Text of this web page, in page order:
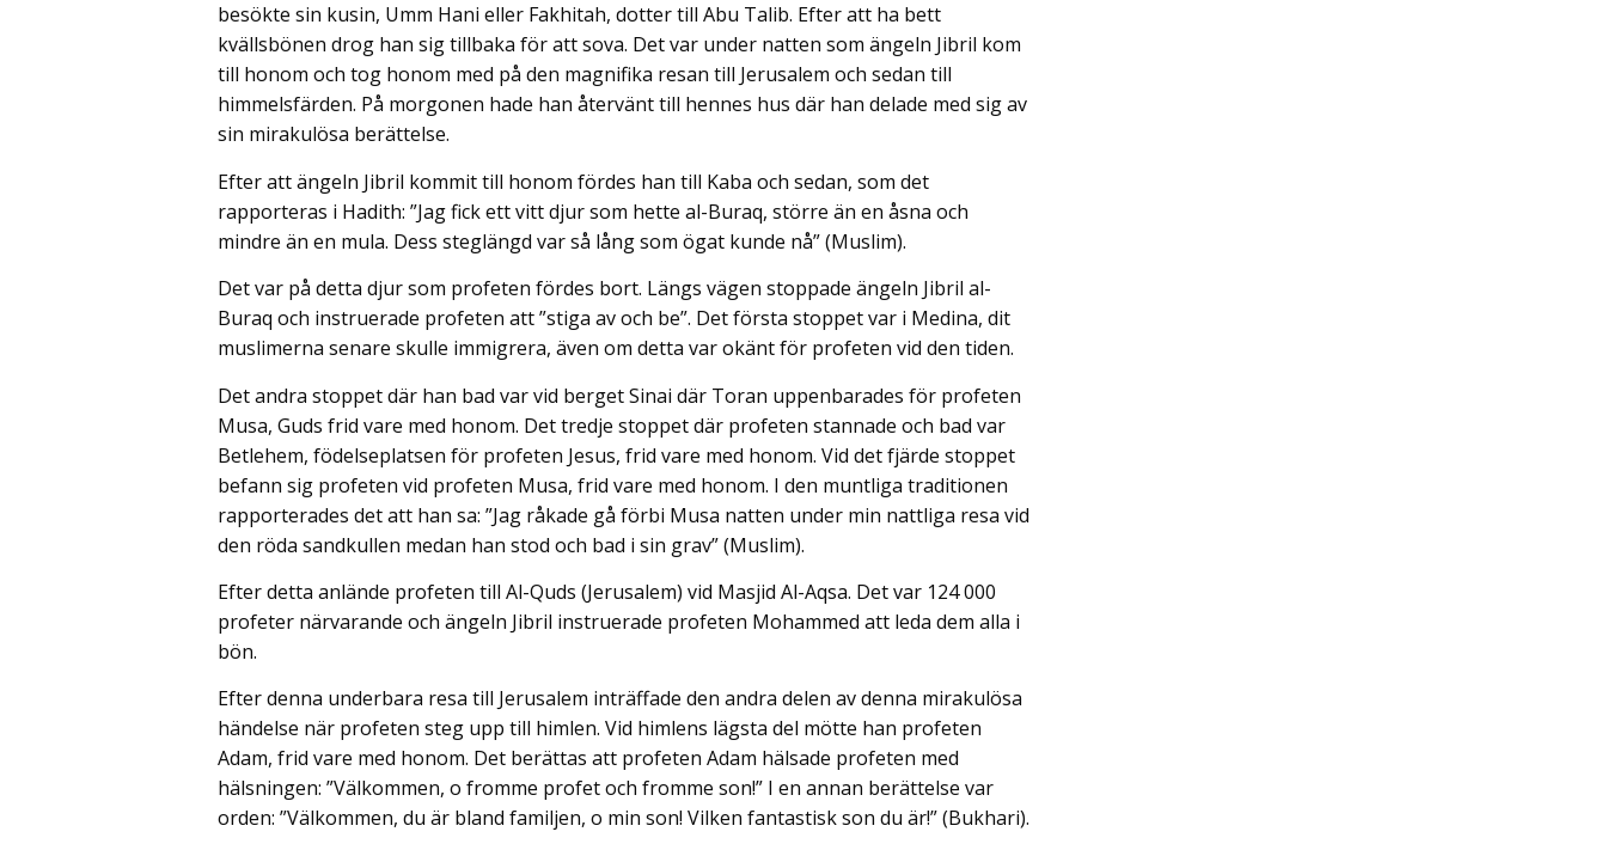
besökte sin kusin, Umm Hani eller Fakhitah, dotter till Abu Talib. Efter att ha bett
kvällsbönen drog han sig tillbaka för att sova. Det var under natten som ängeln Jibril kom
till honom och tog honom med på den magnifika resan till Jerusalem och sedan till
himmelsfärden. På morgonen hade han återvänt till hennes hus där han delade med sig av
sin mirakulösa berättelse.
Efter att ängeln Jibril kommit till honom fördes han till Kaba och sedan, som det
rapporteras i Hadith: ”Jag fick ett vitt djur som hette al-Buraq, större än en åsna och
mindre än en mula. Dess steglängd var så lång som ögat kunde nå” (Muslim).
Det var på detta djur som profeten fördes bort. Längs vägen stoppade ängeln Jibril al-
Buraq och instruerade profeten att ”stiga av och be”. Det första stoppet var i Medina, dit
muslimerna senare skulle immigrera, även om detta var okänt för profeten vid den tiden.
Det andra stoppet där han bad var vid berget Sinai där Toran uppenbarades för profeten
Musa, Guds frid vare med honom. Det tredje stoppet där profeten stannade och bad var
Betlehem, födelseplatsen för profeten Jesus, frid vare med honom. Vid det fjärde stoppet
befann sig profeten vid profeten Musa, frid vare med honom. I den muntliga traditionen
rapporterades det att han sa: ”Jag råkade gå förbi Musa natten under min nattliga resa vid
den röda sandkullen medan han stod och bad i sin grav” (Muslim).
Efter detta anlände profeten till Al-Quds (Jerusalem) vid Masjid Al-Aqsa. Det var 124 000
profeter närvarande och ängeln Jibril instruerade profeten Mohammed att leda dem alla i
bön.
Efter denna underbara resa till Jerusalem inträffade den andra delen av denna mirakulösa
händelse när profeten steg upp till himlen. Vid himlens lägsta del mötte han profeten
Adam, frid vare med honom. Det berättas att profeten Adam hälsade profeten med
hälsningen: ”Välkommen, o fromme profet och fromme son!” I en annan berättelse var
orden: ”Välkommen, du är bland familjen, o min son! Vilken fantastisk son du är!” (Bukhari).